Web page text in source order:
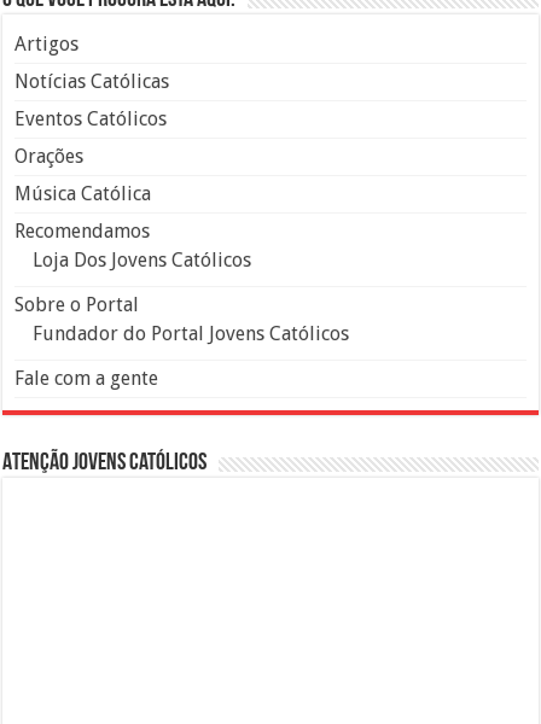
Artigos
Notícias Católicas
Eventos Católicos
Orações
Música Católica
Recomendamos
Loja Dos Jovens Católicos
Sobre o Portal
Fundador do Portal Jovens Católicos
Fale com a gente
Atenção Jovens Católicos